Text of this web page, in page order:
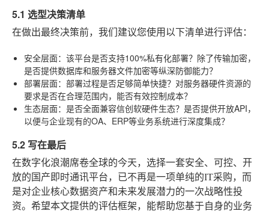
5.1 选型决策清单
在做出最终决策前，我们建议您使用以下清单进行评估：
安全层面：该平台是否支持100%私有化部署？除了传输加密，
是否提供数据库和服务器文件加密等纵深防御能力？
部署层面：部署过程是否足够简单快捷？对服务器硬件资源的
要求是否在合理范围内，能否有效控制成本？
生态层面：是否全面兼容信创软硬件生态？是否提供开放API，
以便与企业现有的OA、ERP等业务系统进行深度集成？
5.2 写在最后
在数字化浪潮席卷全球的今天，选择一套安全、可控、开
放的国产即时通讯平台，已不再是一项单纯的IT采购，而
是对企业核心数据资产和未来发展潜力的一次战略性投
资。希望本文提供的评估框架，能帮助您基于自身的业务